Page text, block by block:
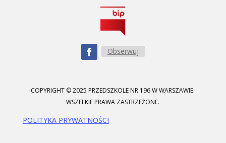
Obserwuj
COPYRIGHT © 2025 PRZEDSZKOLE NR 196 W WARSZAWIE.
WSZELKIE PRAWA ZASTRZEŻONE.
POLITYKA PRYWATNOŚCI